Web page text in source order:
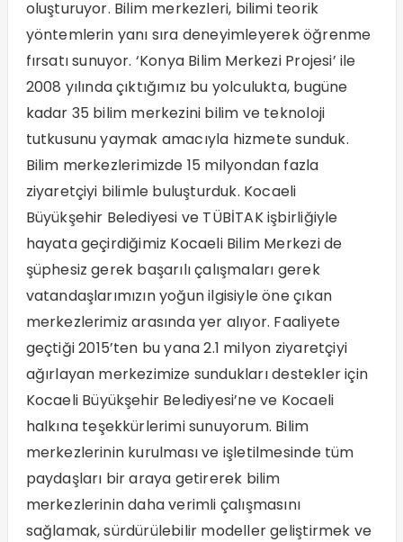
oluşturuyor. Bilim merkezleri, bilimi teorik
yöntemlerin yanı sıra deneyimleyerek öğrenme
fırsatı sunuyor. ‘Konya Bilim Merkezi Projesi’ ile
2008 yılında çıktığımız bu yolculukta, bugüne
kadar 35 bilim merkezini bilim ve teknoloji
tutkusunu yaymak amacıyla hizmete sunduk.
Bilim merkezlerimizde 15 milyondan fazla
ziyaretçiyi bilimle buluşturduk. Kocaeli
Büyükşehir Belediyesi ve TÜBİTAK işbirliğiyle
hayata geçirdiğimiz Kocaeli Bilim Merkezi de
şüphesiz gerek başarılı çalışmaları gerek
vatandaşlarımızın yoğun ilgisiyle öne çıkan
merkezlerimiz arasında yer alıyor. Faaliyete
geçtiği 2015’ten bu yana 2.1 milyon ziyaretçiyi
ağırlayan merkezimize sundukları destekler için
Kocaeli Büyükşehir Belediyesi’ne ve Kocaeli
halkına teşekkürlerimi sunuyorum. Bilim
merkezlerinin kurulması ve işletilmesinde tüm
paydaşları bir araya getirerek bilim
merkezlerinin daha verimli çalışmasını
sağlamak, sürdürülebilir modeller geliştirmek ve